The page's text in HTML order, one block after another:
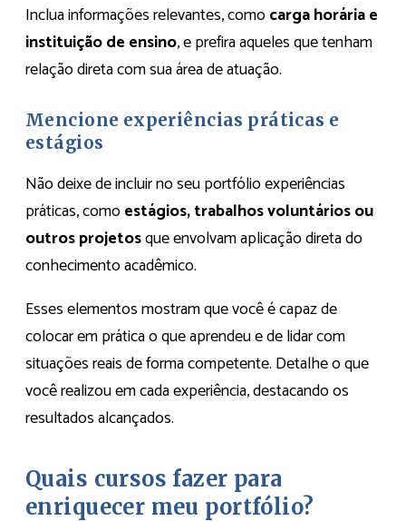
Inclua informações relevantes, comocarga horária e
instituição de ensino, e prefira aqueles que tenham
relação direta com sua área de atuação.
Mencione experiências práticas e
estágios
Não deixe de incluir no seu portfólio experiências
práticas, comoestágios, trabalhos voluntários ou
outros projetosque envolvam aplicação direta do
conhecimento acadêmico.
Esses elementos mostram que você é capaz de
colocar em prática o que aprendeu e de lidar com
situações reais de forma competente. Detalhe o que
você realizou em cada experiência, destacando os
resultados alcançados.
Quais cursos fazer para
enriquecer meu portfólio?